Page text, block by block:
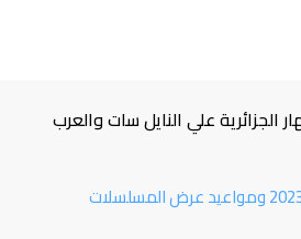
الجزائرية علي النايل سات والعرب
قناة النهار الجزائرية 2023 ومواعيد عرض المسلسلات